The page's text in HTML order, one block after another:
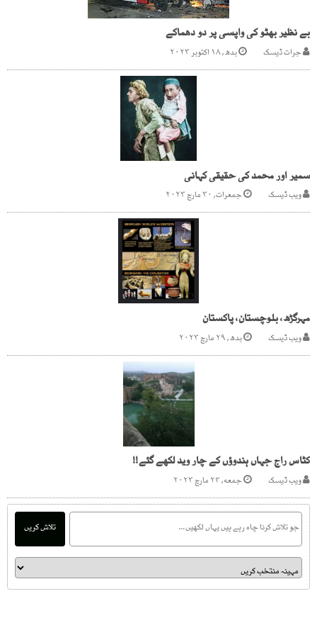
بے نظیر بھٹو کی واپسی پر دو دھماکے
جرات ڈیسک بدھ, ۱۸ اکتوبر ۲۰۲۳
سمیر اور محمد کی حقیقی کہانی
ویب ڈیسک جمعرات, ۳۰ مارچ ۲۰۲۳
مہرگڑھ، بلوچستان، پاکستان
ویب ڈیسک بدھ, ۲۹ مارچ ۲۰۲۳
کٹاس راج جہاں ہندوؤں کے چار وید لکھے گئے!!
ویب ڈیسک جمعه, ۲۴ مارچ ۲۰۲۳
تلاش کریں